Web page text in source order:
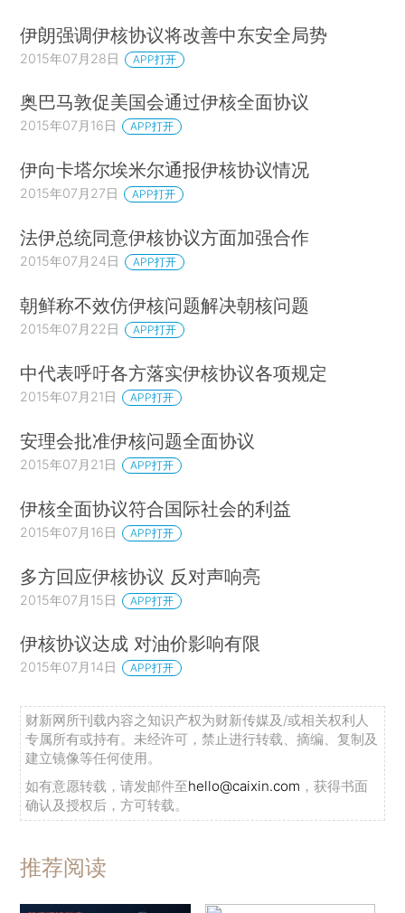
伊朗强调伊核协议将改善中东安全局势
2015年07月28日 APP打开
奥巴马敦促美国会通过伊核全面协议
2015年07月16日 APP打开
伊向卡塔尔埃米尔通报伊核协议情况
2015年07月27日 APP打开
法伊总统同意伊核协议方面加强合作
2015年07月24日 APP打开
朝鲜称不效仿伊核问题解决朝核问题
2015年07月22日 APP打开
中代表呼吁各方落实伊核协议各项规定
2015年07月21日 APP打开
安理会批准伊核问题全面协议
2015年07月21日 APP打开
伊核全面协议符合国际社会的利益
2015年07月16日 APP打开
多方回应伊核协议 反对声响亮
2015年07月15日 APP打开
伊核协议达成 对油价影响有限
2015年07月14日 APP打开
财新网所刊载内容之知识产权为财新传媒及/或相关权利人
专属所有或持有。未经许可，禁止进行转载、摘编、复制及
建立镜像等任何使用。
如有意愿转载，请发邮件至hello@caixin.com ，获得书面
确认及授权后，方可转载。
推荐阅读